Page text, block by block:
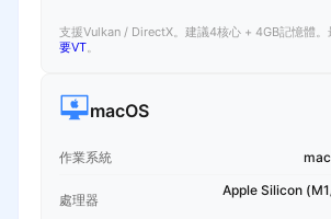
支援Vulkan / DirectX。建議4核心 + 4GB記憶體。
要VT。
macOS
作業系統
處理器
Apple Silicon